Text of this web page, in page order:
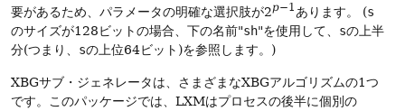
要があるため、パラメータの明確な選択肢が2p−1 あります。 (s
のサイズが128ビットの場合、下の名前"sh"を使用して、 sの上半
分(つまり、 sの上位64ビット)を参照します。)
XBGサブ・ジェネレータは、さまざまなXBGアルゴリズムの1つ
です。このパッケージでは、LXMはプロセスの後半に個別の